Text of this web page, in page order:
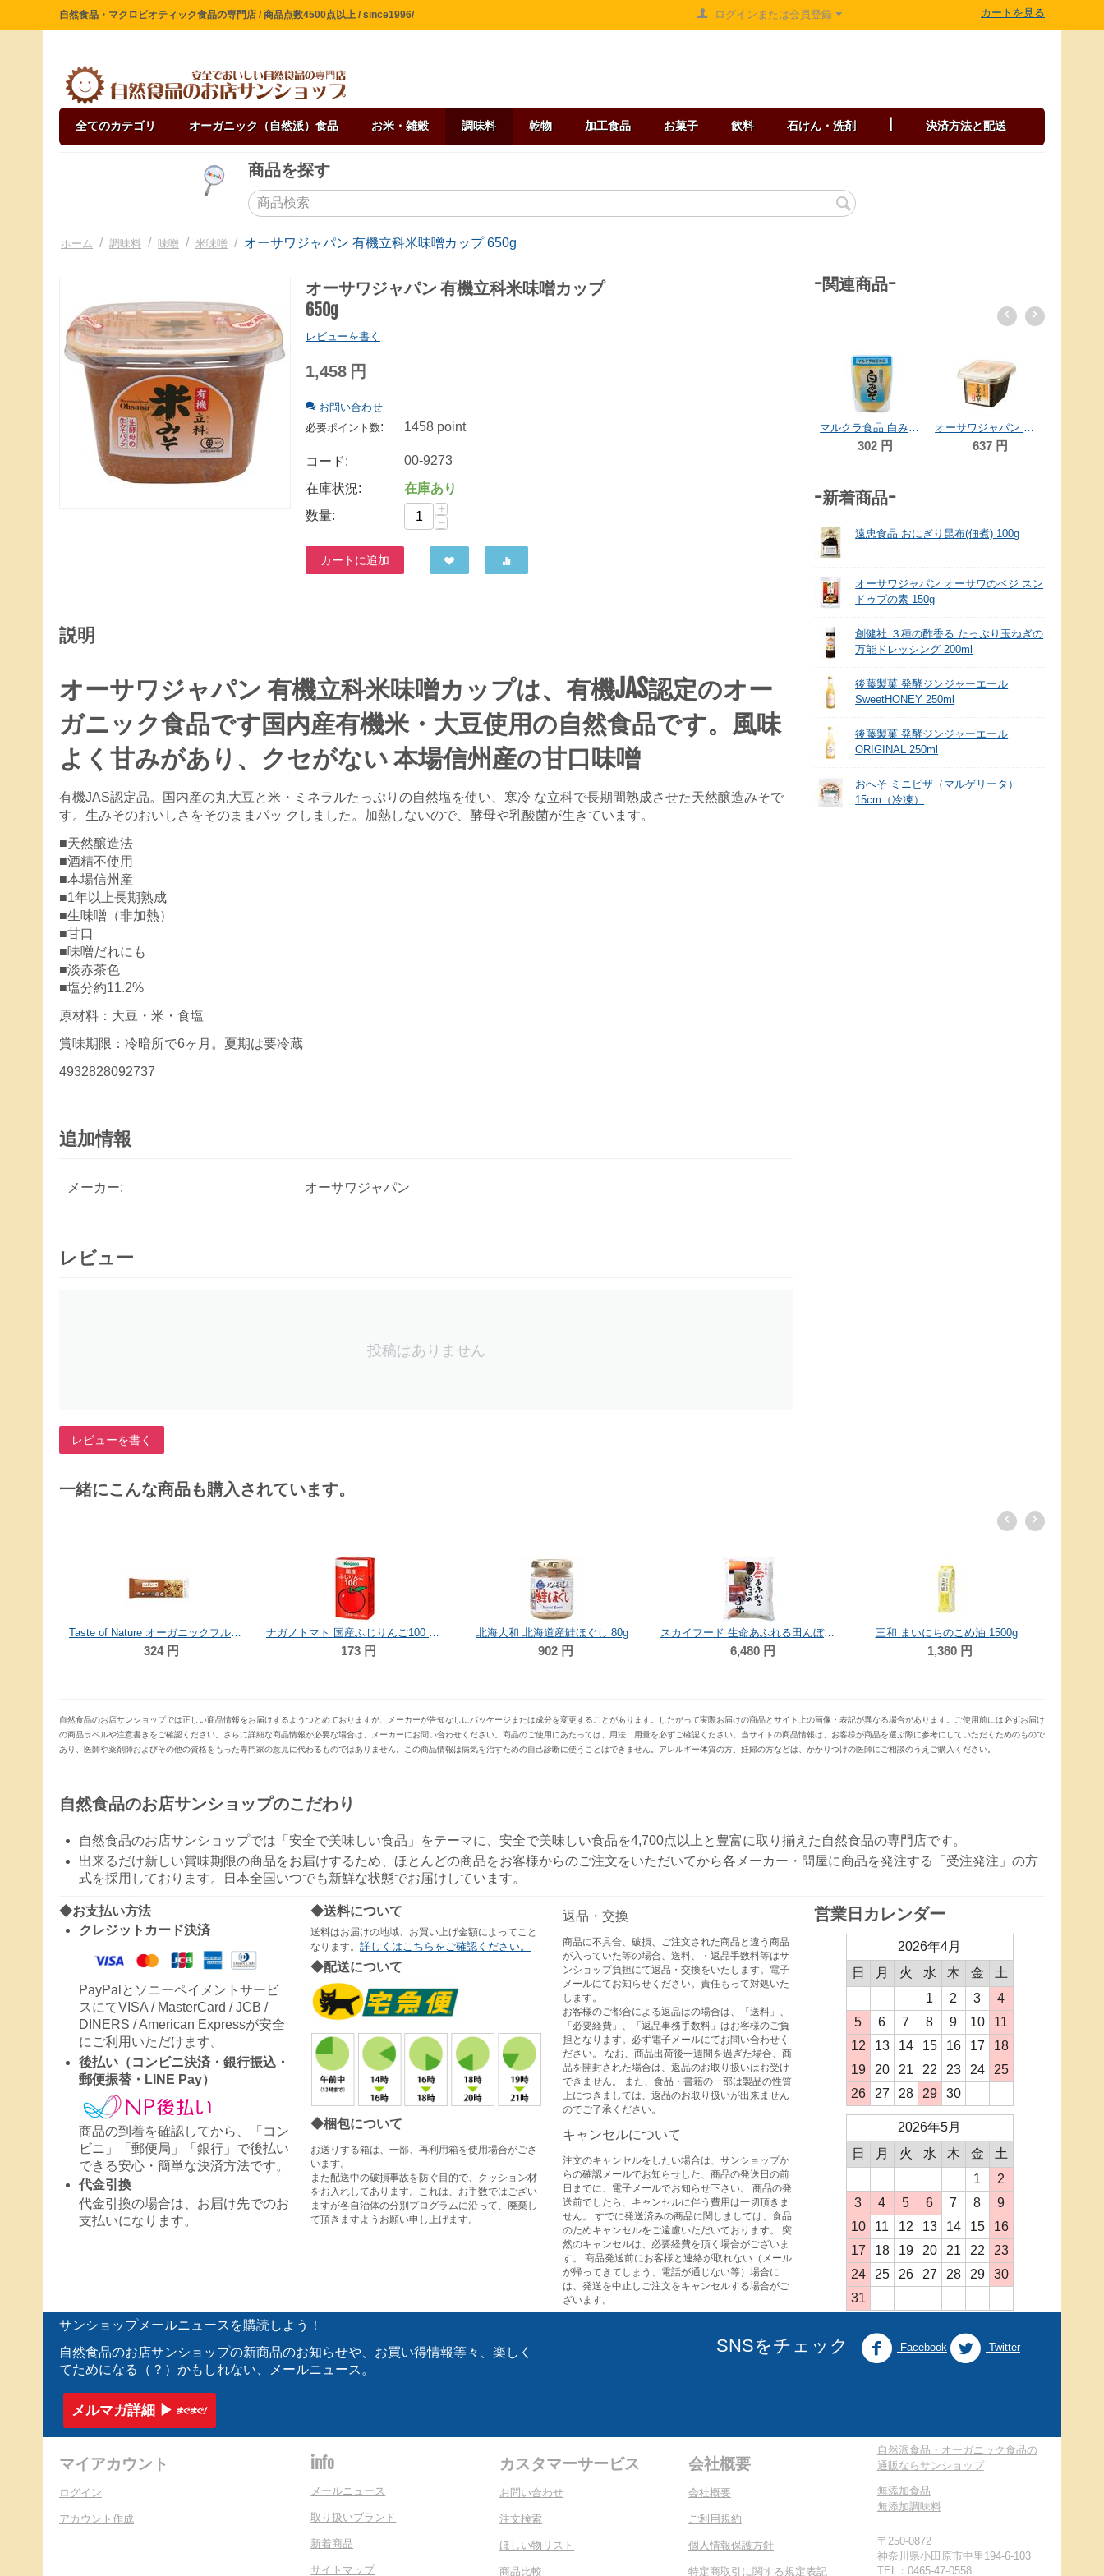
自然食品・マクロビオティック食品の専門店 / 商品点数4500点以上 / since1996/ ログインまたは会員登録 カートを見る
全てのカテゴリ オーガニック（自然派）食品 お米・雑穀 調味料 乾物 加工食品 お菓子 飲料 石けん・洗剤 決済方法と配送
商品を探す
ホーム / 調味料 / 味噌 / 米味噌 / オーサワジャパン 有機立科米味噌カップ 650g
オーサワジャパン 有機立科米味噌カップ
650g
レビューを書く
1,458 円
お問い合わせ
必要ポイント数: 1458 point
コード:
00-9273
在庫状況:
在庫あり
数量:
+
−
カートに追加
説明
オーサワジャパン 有機立科米味噌カップは、有機JAS認定のオー
ガニック食品です国内産有機米・大豆使用の自然食品です。風味
よく甘みがあり、クセがない 本場信州産の甘口味噌
有機JAS認定品。国内産の丸大豆と米・ミネラルたっぷりの自然塩を使い、寒冷 な立科で長期間熟成させた天然醸造みそで
す。生みそのおいしさをそのままパッ クしました。加熱しないので、酵母や乳酸菌が生きています。
■天然醸造法
■酒精不使用
■本場信州産
■1年以上長期熟成
■生味噌（非加熱）
■甘口
■味噌だれにも
■淡赤茶色
■塩分約11.2%
原材料：大豆・米・食塩
賞味期限：冷暗所で6ヶ月。夏期は要冷蔵
4932828092737
追加情報
メーカー: オーサワジャパン
レビュー
投稿はありません
レビューを書く
-関連商品-
マルクラ食品 白みそ 250g
302 円
オーサワジャパン 国内産立科三年みそ(米) 300g
637 円
-新着商品-
遠忠食品 おにぎり昆布(佃煮) 100g
オーサワジャパン オーサワのベジ スン
ドゥブの素 150g
創健社 ３種の酢香る たっぷり玉ねぎの
万能ドレッシング 200ml
後藤製菓 発酵ジンジャーエール
SweetHONEY 250ml
後藤製菓 発酵ジンジャーエール
ORIGINAL 250ml
おへそ ミニピザ（マルゲリータ）
15cm（冷凍）
一緒にこんな商品も購入されています。
Taste of Nature オーガニックフルーツ＆ナッツバー アーモンド 40g
324 円
ナガノトマト 国産ふじりんご100 125ml
173 円
北海大和 北海道産鮭ほぐし 80g
902 円
スカイフード 生命あふれる田んぼのお米（ひとめぼれ白米） 4kg
6,480 円
三和 まいにちのこめ油 1500g
1,380 円
自然食品のお店サンショップでは正しい商品情報をお届けするようつとめておりますが、メーカーが告知なしにパッケージまたは成分を変更することがあります。したがって実際お届けの商品とサイト上の画像・表記が異なる場合があります。ご使用前には必ずお届け
の商品ラベルや注意書きをご確認ください。さらに詳細な商品情報が必要な場合は、メーカーにお問い合わせください。商品のご使用にあたっては、用法、用量を必ずご確認ください。当サイトの商品情報は、お客様が商品を選ぶ際に参考にしていただくためのもので
あり、医師や薬剤師およびその他の資格をもった専門家の意見に代わるものではありません。この商品情報は病気を治すための自己診断に使うことはできません。アレルギー体質の方、妊婦の方などは、かかりつけの医師にご相談のうえご購入ください。
自然食品のお店サンショップのこだわり
自然食品のお店サンショップでは「安全で美味しい食品」をテーマに、安全で美味しい食品を4,700点以上と豊富に取り揃えた自然食品の専門店です。
出来るだけ新しい賞味期限の商品をお届けするため、ほとんどの商品をお客様からのご注文をいただいてから各メーカー・問屋に商品を発注する「受注発注」の方
式を採用しております。日本全国いつでも新鮮な状態でお届けしています。
◆お支払い方法
クレジットカード決済
PayPalとソニーペイメントサービ
スにてVISA / MasterCard / JCB /
DINERS / American Expressが安全
にご利用いただけます。
後払い（コンビニ決済・銀行振込・
郵便振替・LINE Pay）
商品の到着を確認してから、「コン
ビニ」「郵便局」「銀行」で後払い
できる安心・簡単な決済方法です。
代金引換
代金引換の場合は、お届け先でのお
支払いになります。
◆送料について
送料はお届けの地域、お買い上げ金額によってこと
なります。詳しくはこちらをご確認ください。
◆配送について
◆梱包について
お送りする箱は、一部、再利用箱を使用場合がござ
います。
また配送中の破損事故を防ぐ目的で、クッション材
をお入れしてあります。これは、お手数ではござい
ますが各自治体の分別プログラムに沿って、廃棄し
て頂きますようお願い申し上げます。
返品・交換
商品に不具合、破損、ご注文された商品と違う商品
が入っていた等の場合、送料、・返品手数料等はサ
ンショップ負担にて返品・交換をいたします。電子
メールにてお知らせください。責任もって対処いた
します。
お客様のご都合による返品はの場合は、「送料」、
「必要経費」、「返品事務手数料」はお客様のご負
担となります。必ず電子メールにてお問い合わせく
ださい。 なお、商品出荷後一週間を過ぎた場合、商
品を開封された場合は、返品のお取り扱いはお受け
できません。 また、食品・書籍の一部は製品の性質
上につきましては、返品のお取り扱いが出来ません
のでご了承ください。
キャンセルについて
注文のキャンセルをしたい場合は、サンショップか
らの確認メールでお知らせした、商品の発送日の前
日までに、電子メールでお知らせ下さい。 商品の発
送前でしたら、キャンセルに伴う費用は一切頂きま
せん。 すでに発送済みの商品に関しましては、食品
のためキャンセルをご遠慮いただいております。 突
然のキャンセルは、必要経費を頂く場合がございま
す。 商品発送前にお客様と連絡が取れない（メール
が帰ってきてしまう、電話が通じない等）場合に
は、発送を中止しご注文をキャンセルする場合がご
ざいます。
営業日カレンダー
2026年4月
日
月 火 水 木 金
土
1
2 3
4
5
6 7 8 9 10
11
12
13 14 15 16 17
18
19
20 21 22 23 24
25
26
27 28 29 30
2026年5月
日
月 火 水 木 金
土
1
2
3
4 5 6 7 8
9
10
11 12 13 14 15
16
17
18 19 20 21 22
23
24
25 26 27 28 29
30
31
サンショップメールニュースを購読しよう！
自然食品のお店サンショップの新商品のお知らせや、お買い得情報等々、楽しく
てためになる（？）かもしれない、メールニュース。
メルマガ詳細 ▶︎
SNSをチェック Facebook Twitter
マイアカウント
ログイン
アカウント作成
info
メールニュース
取り扱いブランド
新着商品
サイトマップ
カスタマーサービス
お問い合わせ
注文検索
ほしい物リスト
商品比較
会社概要
会社概要
ご利用規約
個人情報保護方針
特定商取引に関する規定表記
自然派食品・オーガニック食品の
通販ならサンショップ
無添加食品
無添加調味料
〒250-0872
神奈川県小田原市中里194-6-103
TEL：0465-47-0558